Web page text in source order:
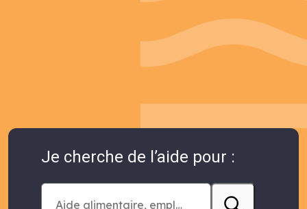
Je cherche de l’aide pour :